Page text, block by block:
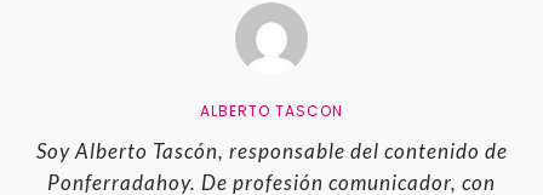
ALBERTO TASCON
Soy Alberto Tascón, responsable del contenido de
Ponferradahoy. De profesión comunicador, con